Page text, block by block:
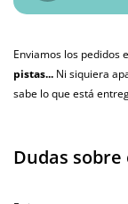
Enviamos los pedidos
pistas... Ni siquiera
sabe lo que está
Dudas